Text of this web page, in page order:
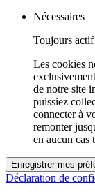
Nécessaires
Toujours actif
Les cookies
de notre site
puissiez
connecter à
remonter
en aucun cas
Enregistrer mes
Déclaration de